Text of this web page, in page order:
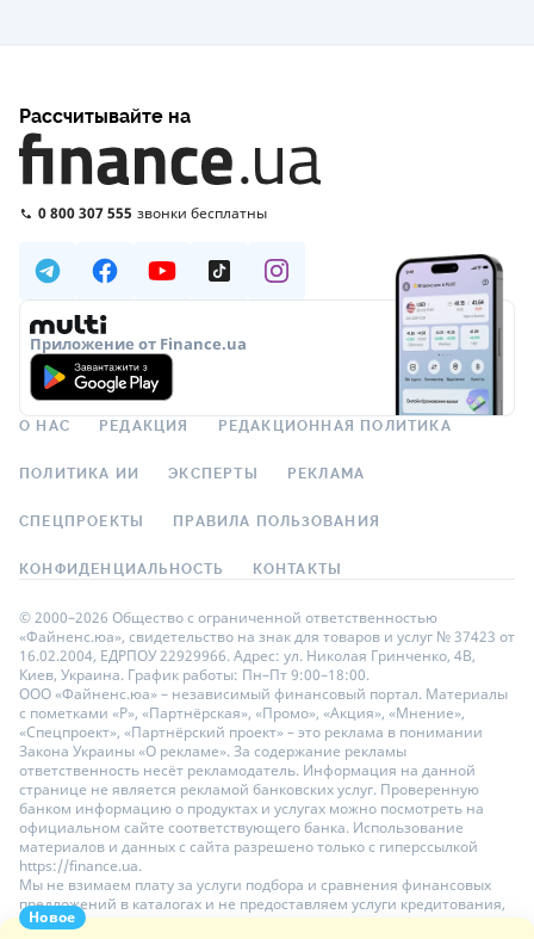
Новое
Рассчитывайте на
0 800 307 555 звонки бесплатны
Приложение от Finance.ua
О НАС РЕДАКЦИЯ РЕДАКЦИОННАЯ ПОЛИТИКА
ПОЛИТИКА ИИ ЭКСПЕРТЫ РЕКЛАМА
СПЕЦПРОЕКТЫ ПРАВИЛА ПОЛЬЗОВАНИЯ
КОНФИДЕНЦИАЛЬНОСТЬ КОНТАКТЫ
© 2000–2026 Общество с ограниченной ответственностью
«Файненс.юа», свидетельство на знак для товаров и услуг № 37423 от
16.02.2004, ЕДРПОУ 22929966. Адрес: ул. Николая Гринченко, 4В,
Киев, Украина. График работы: Пн–Пт 9:00–18:00.
ООО «Файненс.юа» – независимый финансовый портал. Материалы
с пометками «Р», «Партнёрская», «Промо», «Акция», «Мнение»,
«Спецпроект», «Партнёрский проект» – это реклама в понимании
Закона Украины «О рекламе». За содержание рекламы
ответственность несёт рекламодатель. Информация на данной
странице не является рекламой банковских услуг. Проверенную
банком информацию о продуктах и услугах можно посмотреть на
официальном сайте соответствующего банка. Использование
материалов и данных с сайта разрешено только с гиперссылкой
https://finance.ua.
Мы не взимаем плату за услуги подбора и сравнения финансовых
предложений в каталогах и не предоставляем услуги кредитования,
размещения депозитов и страхования. Ваши личные данные на